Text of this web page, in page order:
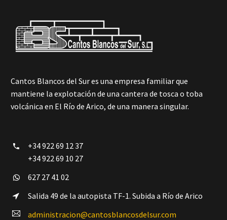
Cantos Blancos del Sur es una empresa familiar que
mantiene la explotación de una cantera de tosca o toba
volcánica en El Río de Arico, de una manera singular.


+34 922 69 12 37
+34 922 69 10 27

 627 27 41 02

 Salida 49 de la autopista TF-1. Subida a Río de Arico


administracion@cantosblancosdelsur.com